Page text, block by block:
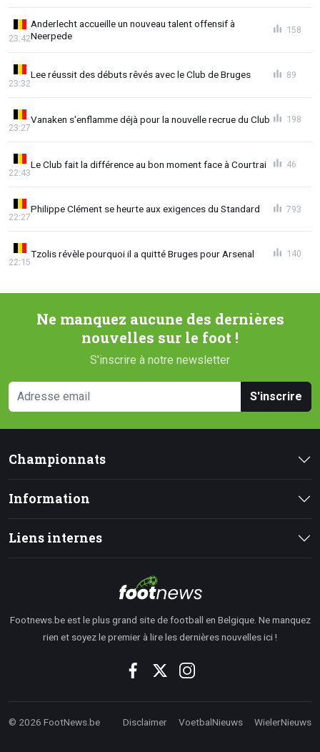
Anderlecht accueille un nouveau talent offensif à
Neerpede
23:42
158
Lee réussit des débuts rêvés avec le Club de Bruges
23:32
89
Vanaken s'enflamme déjà pour la nouvelle recrue du Club
23:27
198
Le Club fait la différence au bon moment face à Courtrai
22:43
46
Philippe Clément se heurte aux exigences du Standard
22:27
793
Tzolis révèle pourquoi il a quitté Bruges pour Arsenal
22:15
140
Ne manquez aucune des dernières
nouvelles sur le foot !
S'inscrire à notre newsletter
S'inscrire
Championnats
Information
Liens internes
Footnews.be est le plus grand site de football en Belgique. Ne manquez
rien et soyez le premier à lire les dernières nouvelles ici !
© 2026 FootNews.be Disclaimer VoetbalNieuws WielerNieuws